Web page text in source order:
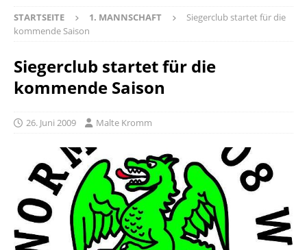
STARTSEITE 1. MANNSCHAFT
Siegerclub startet für die
kommende Saison
Siegerclub startet für die
kommende Saison
26. Juni 2009 Malte Kromm